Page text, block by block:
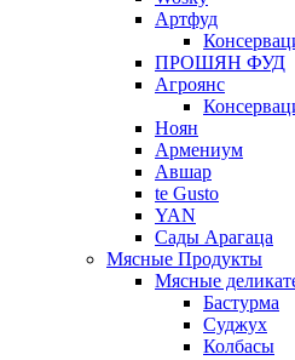
Артфуд
ПРОШЯН ФУД
Агроянс
Ноян
Армениум
Авшар
te Gusto
YAN
Сады Арагаца
Мясные Продукты
Мясные
Бастурма
Суджух
Колбасы